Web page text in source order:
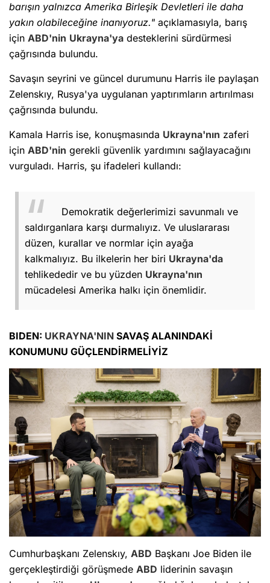
barışın yalnızca Amerika Birleşik Devletleri ile daha
yakın olabileceğine inanıyoruz." açıklamasıyla, barış
için ABD'nin Ukrayna'ya desteklerini sürdürmesi
çağrısında bulundu.
Savaşın seyrini ve güncel durumunu Harris ile paylaşan
Zelenskıy, Rusya'ya uygulanan yaptırımların artırılması
çağrısında bulundu.
Kamala Harris ise, konuşmasında Ukrayna'nın zaferi
için ABD'nin gerekli güvenlik yardımını sağlayacağını
vurguladı. Harris, şu ifadeleri kullandı:
Demokratik değerlerimizi savunmalı ve
saldırganlara karşı durmalıyız. Ve uluslararası
düzen, kurallar ve normlar için ayağa
kalkmalıyız. Bu ilkelerin her biri Ukrayna'da
tehlikededir ve bu yüzden Ukrayna'nın
mücadelesi Amerika halkı için önemlidir.
BIDEN: UKRAYNA'NIN SAVAŞ ALANINDAKİ
KONUMUNU GÜÇLENDİRMELİYİZ
Cumhurbaşkanı Zelenskıy, ABD Başkanı Joe Biden ile
gerçekleştirdiği görüşmede ABD liderinin savaşın